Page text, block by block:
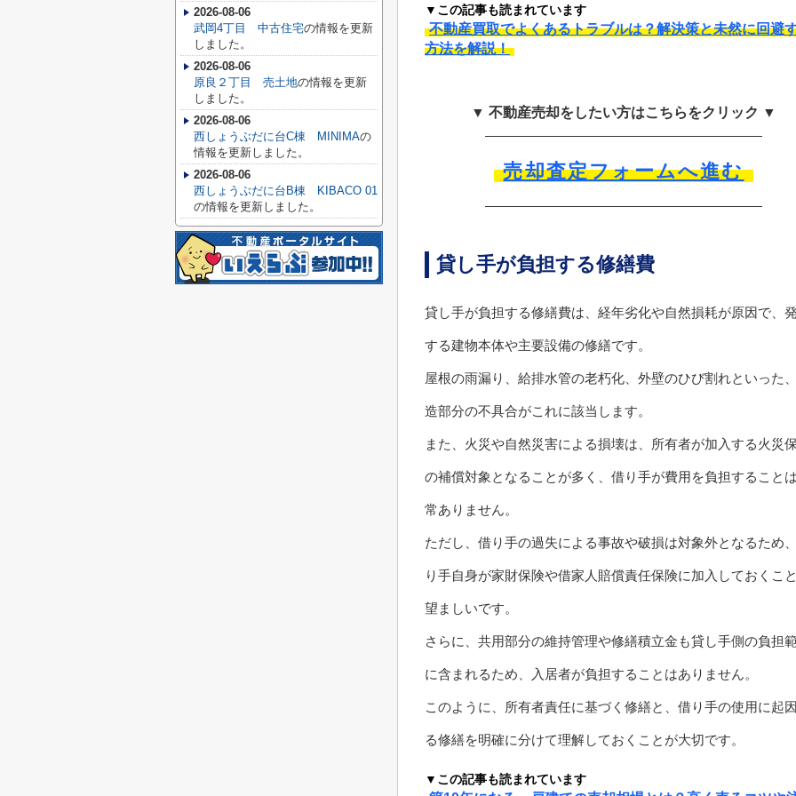
▼この記事も読まれています
不動産買取でよくあるトラブルは？解決策と未然に回避
方法を解説！
▼ 不動産売却をしたい方はこちらをクリック ▼
売却査定フォームへ進む
貸し手が負担する修繕費
貸し手が負担する修繕費は、経年劣化や自然損耗が原因で、
する建物本体や主要設備の修繕です。
屋根の雨漏り、給排水管の老朽化、外壁のひび割れといった
造部分の不具合がこれに該当します。
また、火災や自然災害による損壊は、所有者が加入する火災
の補償対象となることが多く、借り手が費用を負担すること
常ありません。
ただし、借り手の過失による事故や破損は対象外となるため
り手自身が家財保険や借家人賠償責任保険に加入しておくこ
望ましいです。
さらに、共用部分の維持管理や修繕積立金も貸し手側の負担
に含まれるため、入居者が負担することはありません。
このように、所有者責任に基づく修繕と、借り手の使用に起
る修繕を明確に分けて理解しておくことが大切です。
▼この記事も読まれています
2026-08-06
武岡4丁目 中古住宅の情報を更新
しました。
2026-08-06
原良２丁目 売土地の情報を更新
しました。
2026-08-06
西しょうぶだに台C棟 MINIMAの
情報を更新しました。
2026-08-06
西しょうぶだに台B棟 KIBACO 01
の情報を更新しました。